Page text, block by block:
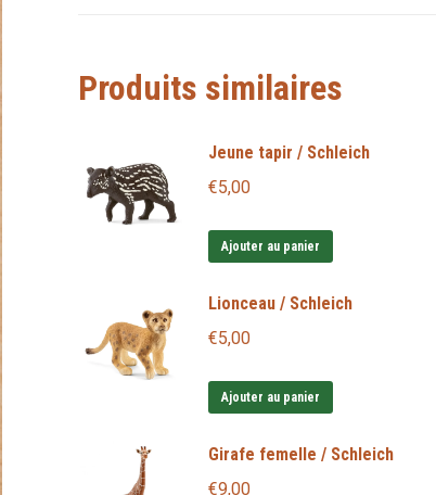
Produits similaires
Jeune tapir / Schleich
€5,00
Ajouter au panier
Lionceau / Schleich
€5,00
Ajouter au panier
Girafe femelle / Schleich
€9,00